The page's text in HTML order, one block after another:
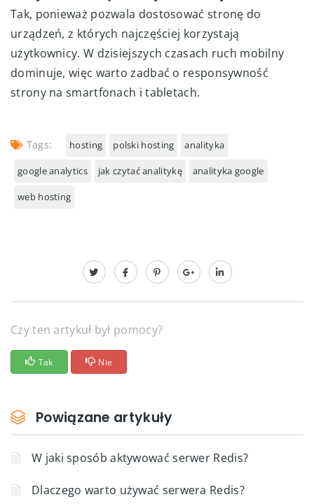
Tak, ponieważ pozwala dostosować stronę do
urządzeń, z których najczęściej korzystają
użytkownicy. W dzisiejszych czasach ruch mobilny
dominuje, więc warto zadbać o responsywność
strony na smartfonach i tabletach.
Tags: hosting polski hosting analityka
google analytics jak czytać analitykę analityka google
web hosting
Czy ten artykuł był pomocy?
Tak Nie
Powiązane artykuły
W jaki sposób aktywować serwer Redis?
Dlaczego warto używać serwera Redis?